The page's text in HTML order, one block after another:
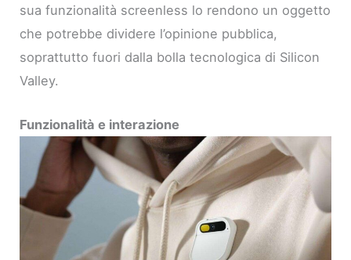
sua funzionalità screenless lo rendono un oggetto
che potrebbe dividere l’opinione pubblica,
soprattutto fuori dalla bolla tecnologica di Silicon
Valley.
Funzionalità e interazione